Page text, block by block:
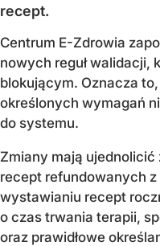
recept.
Centrum E-Zdrowia
nowych reguł walidacji,
blokującym. Oznacza
określonych wymagań
do systemu.
Zmiany mają
recept refundowanych
wystawianiu recept
o czas trwania terapii,
oraz prawidłowe